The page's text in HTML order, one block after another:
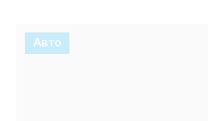
Авто